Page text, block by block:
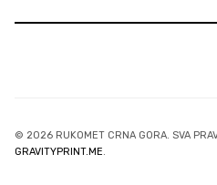
© 2026 RUKOMET CRNA GORA. SVA
GRAVITYPRINT.ME.